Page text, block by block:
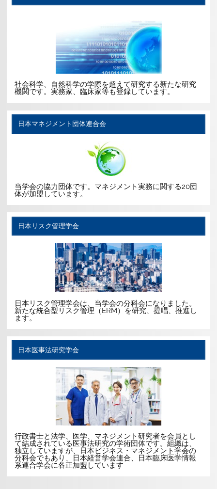
社会科学、自然科学の学際を超えて研究する新たな研究
機関です。実務家、臨床家等も登録しています。
日本マネジメント団体連合会
当学会の協力団体です。マネジメント実務に関する20団
体が加盟しています。
日本リスク管理学会
日本リスク管理学会は、当学会の分科会になりました。
新たな統合型リスク管理（ERM）を研究、提唱、推進し
ます。
日本医事法研究学会
行政書士と法学、医学、マネジメント研究者を会員とし
て結成されている医事法研究の学術団体です。組織は、
独立していますが、日本ビジネス・マネジメント学会の
分科会でもあり、日本経営学会連合、日本臨床医学情報
系連合学会に各正加盟しています